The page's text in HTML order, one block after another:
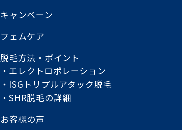
キャンペーン
フェムケア
脱毛方法・ポイント
エレクトロポレーション
ISGトリプルアタック脱毛
SHR脱毛の詳細
お客様の声